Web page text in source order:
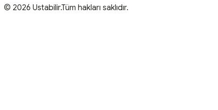
© 2026 Ustabilir.Tüm hakları saklıdır.